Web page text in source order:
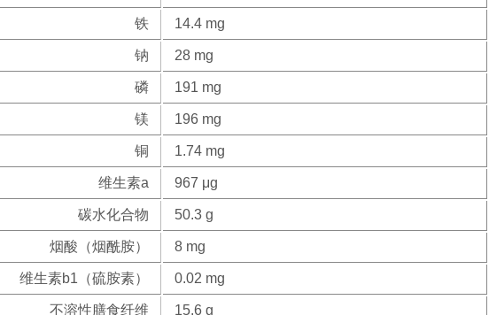
铁 14.4 mg
钠 28 mg
磷 191 mg
镁 196 mg
铜 1.74 mg
维生素a 967 μg
碳水化合物 50.3 g
烟酸（烟酰胺） 8 mg
维生素b1（硫胺素） 0.02 mg
不溶性膳食纤维 15.6 g